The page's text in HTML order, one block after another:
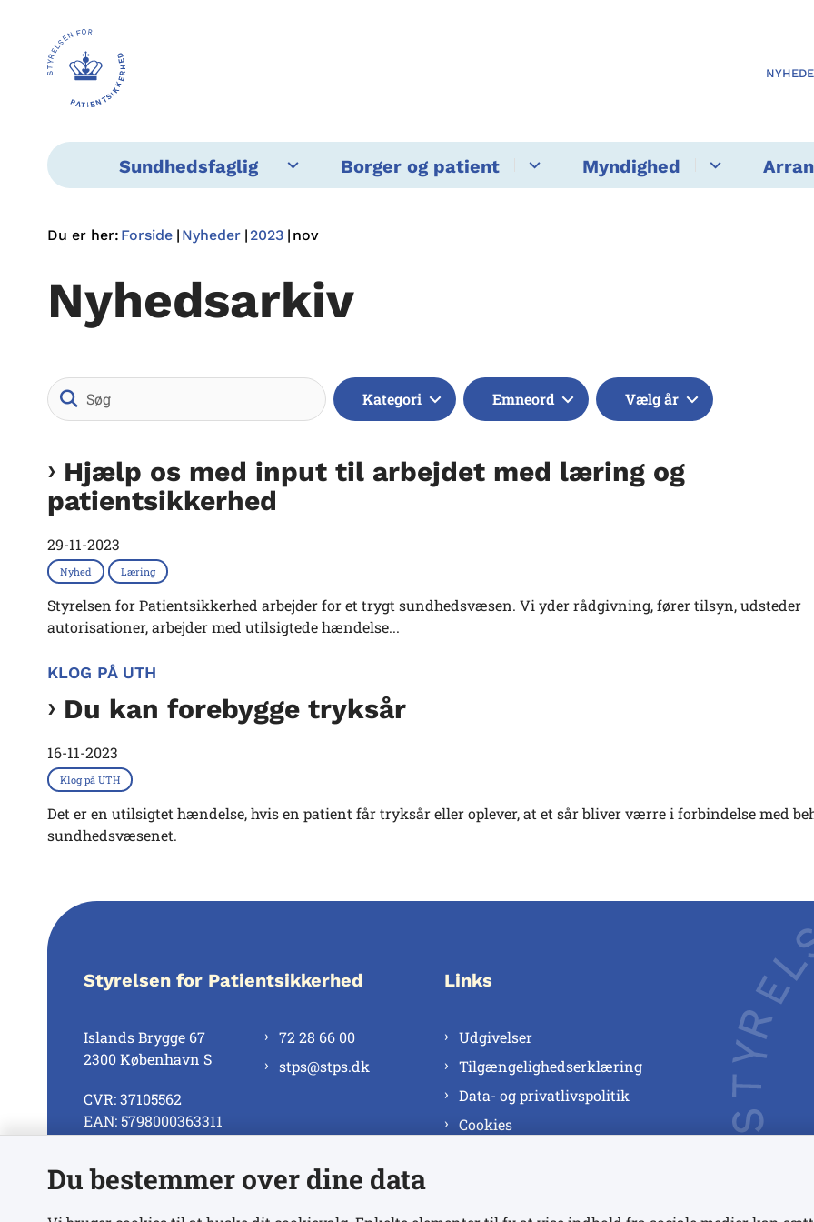
Sundhedsfaglig Borger og patient Myndighed
Du er her: Forside Nyheder 2023 nov
Nyhedsarkiv
Søg
Kategori Emneord Vælg år
Hjælp os med input til arbejdet med læring og
patientsikkerhed
29-11-2023
Nyhed Læring
Styrelsen for Patientsikkerhed arbejder for et trygt sundhedsvæsen. Vi yder rådgivning, fører tilsyn, udsteder
autorisationer, arbejder med utilsigtede hændelse...
KLOG PÅ UTH
Du kan forebygge tryksår
16-11-2023
Klog på UTH
Det er en utilsigtet hændelse, hvis en patient får tryksår eller oplever, at et sår bliver værre i forbindelse med
sundhedsvæsenet.
Styrelsen for Patientsikkerhed
Islands Brygge 67
2300 København S
CVR: 37105562
EAN: 5798000363311
72 28 66 00
stps@stps.dk
Se alle kontaktnumre
Links
Udgivelser
Tilgængelighedserklæring
Data- og privatlivspolitik
Cookies
Du bestemmer over dine data